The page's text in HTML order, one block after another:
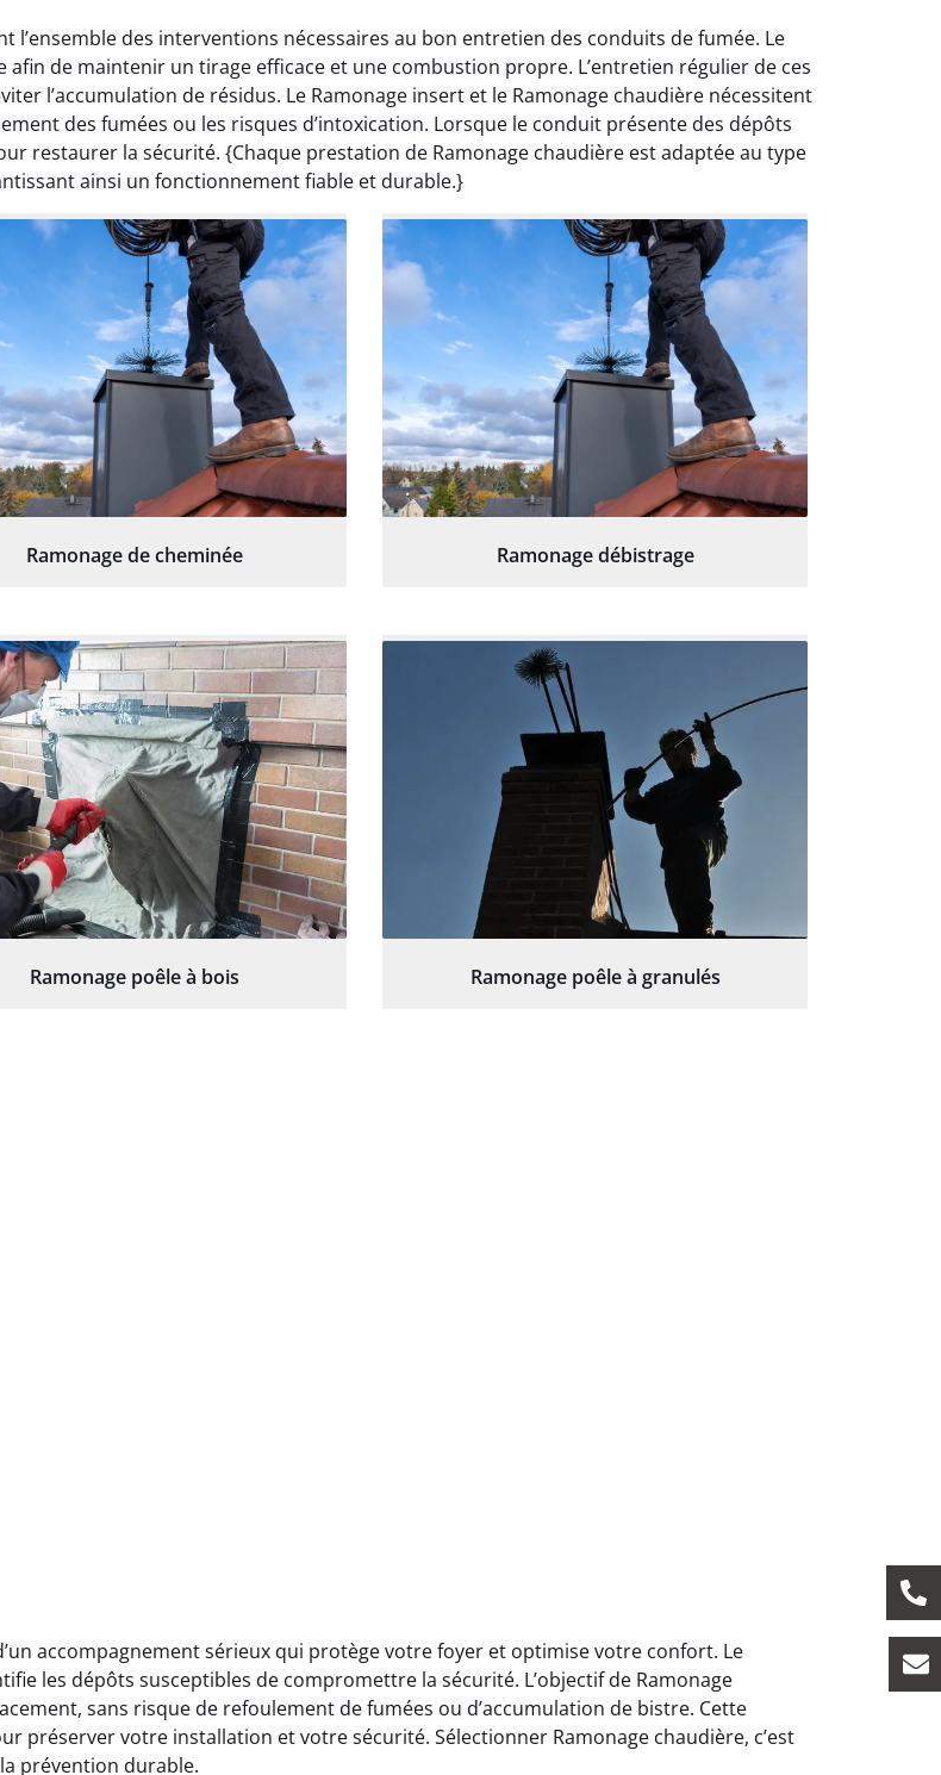
l’ensemble des interventions nécessaires au bon entretien des conduits de fumée. Le
de maintenir un tirage efficace et une combustion propre. L’entretien régulier de ces
l’accumulation de résidus. Le Ramonage insert et le Ramonage chaudière nécessitent
des fumées ou les risques d’intoxication. Lorsque le conduit présente des dépôts
restaurer la sécurité. {Chaque prestation de Ramonage chaudière est adaptée au type
ainsi un fonctionnement fiable et durable.}
Ramonage de cheminée Ramonage débistrage
Ramonage poêle à bois Ramonage poêle à granulés
accompagnement sérieux qui protège votre foyer et optimise votre confort. Le
les dépôts susceptibles de compromettre la sécurité. L’objectif de Ramonage
sans risque de refoulement de fumées ou d’accumulation de bistre. Cette
préserver votre installation et votre sécurité. Sélectionner Ramonage chaudière, c’est
prévention durable.